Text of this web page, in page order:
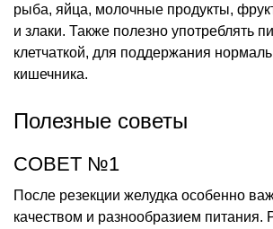
рыба, яйца, молочные продукты,
и злаки. Также полезно употреблять
клетчаткой, для поддержания
кишечника.
Полезные советы
СОВЕТ №1
После резекции желудка особенно
качеством и разнообразием питания.